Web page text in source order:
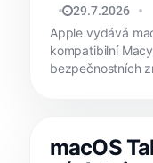
MATYÁŠ KOZÁK
29.7.2026
Apple vydává
kompatibilní
bezpečnostních
macOS